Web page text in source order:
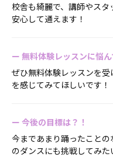
校舎も綺麗で、講師やスタ
安心して通えます！
ー 無料体験レッスンに悩ん
ぜひ無料体験レッスンを
を感じてみてほしいです！
ー 今後の目標は？！
今まであまり踊ったこと
のダンスにも挑戦してみた